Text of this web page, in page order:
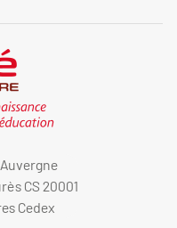
CS 20001
Cedex